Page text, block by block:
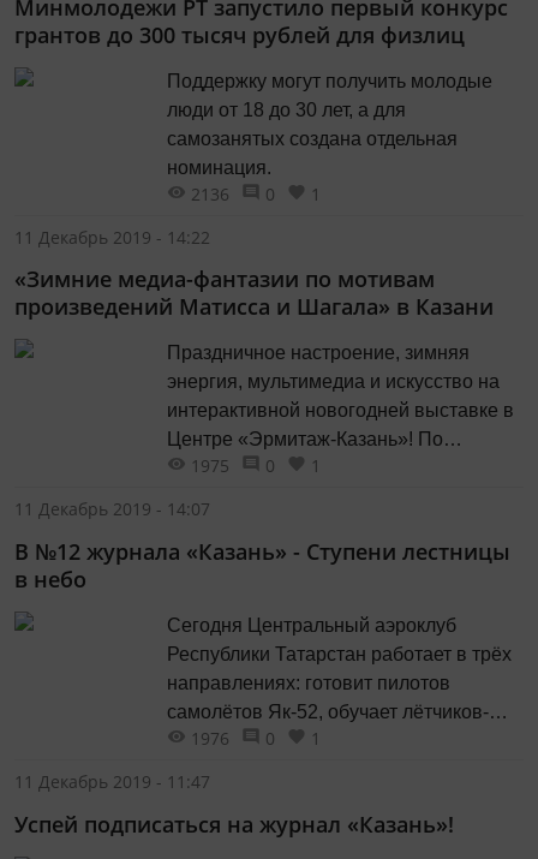
Минмолодежи РТ запустило первый конкурс
грантов до 300 тысяч рублей для физлиц
Поддержку могут получить молодые
люди от 18 до 30 лет, а для
самозанятых создана отдельная
номинация.
2136 0
1
11 Декабрь 2019 - 14:22
«Зимние медиа-фантазии по мотивам
произведений Матисса и Шагала» в Казани
Праздничное настроение, зимняя
энергия, мультимедиа и искусство на
интерактивной новогодней выставке в
Центре «Эрмитаж-Казань»! По
мотивам произведений художников
«ожившим» полотнам, окунитесь в мир
атмосферу красок картин.
1975 0
1
11 Декабрь 2019 - 14:07
В №12 журнала «Казань» - Ступени лестницы
в небо
Сегодня Центральный аэроклуб
Республики Татарстан работает в трёх
направлениях: готовит пилотов
самолётов Як-52, обучает лётчиков-
планеристов и спортсменов-
для чего это нужно, нам рассказал
1976 0
1
11 Декабрь 2019 - 11:47
Успей подписаться на журнал «Казань»!